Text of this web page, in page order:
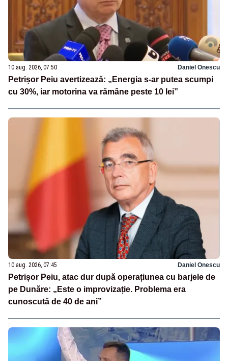
10 aug. 2026, 07:50 Daniel Onescu
Petrișor Peiu avertizează: „Energia s-ar putea scumpi
cu 30%, iar motorina va rămâne peste 10 lei”
10 aug. 2026, 07:45 Daniel Onescu
Petrișor Peiu, atac dur după operațiunea cu barjele de
pe Dunăre: „Este o improvizație. Problema era
cunoscută de 40 de ani”